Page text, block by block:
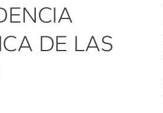
DE LAS